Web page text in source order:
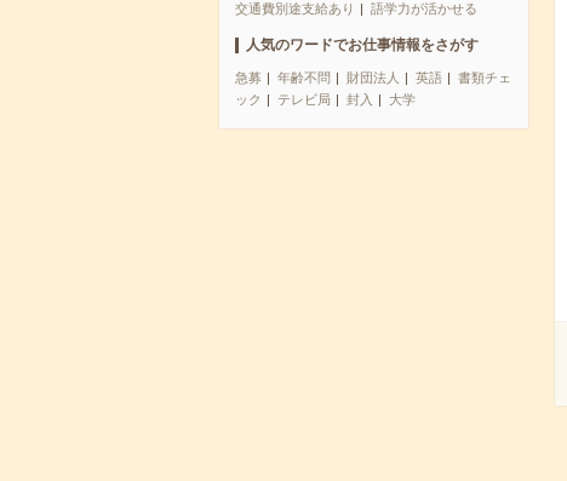
交通費別途支給あり
語学力が活かせる
人気のワードでお仕事情報をさがす
急募 年齢不問 財団法人 英語
書類チェ
ック
テレビ局 封入 大学